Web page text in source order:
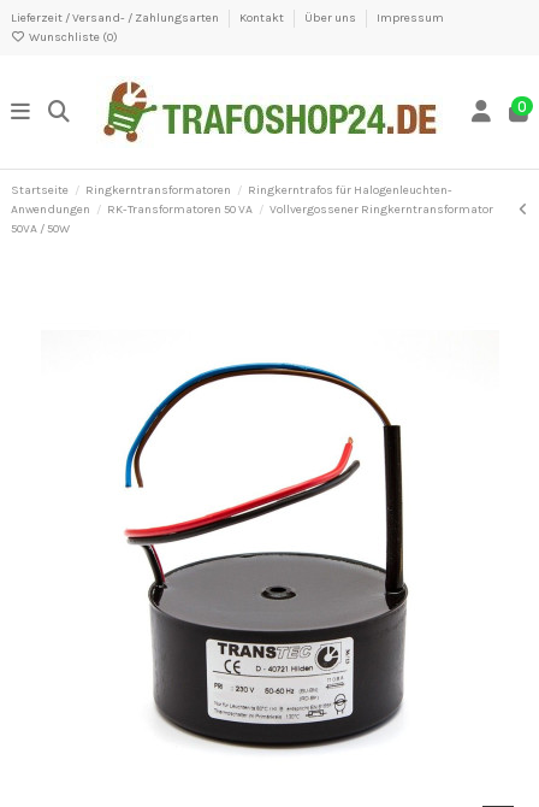
Lieferzeit / Versand- / Zahlungsarten Kontakt Über uns
Impressum
Wunschliste (0)
0
Startseite Ringkerntransformatoren
Ringkerntrafos für Halogenleuchten-
Anwendungen
RK-Transformatoren 50 VA
Vollvergossener Ringkerntransformator
50VA / 50W